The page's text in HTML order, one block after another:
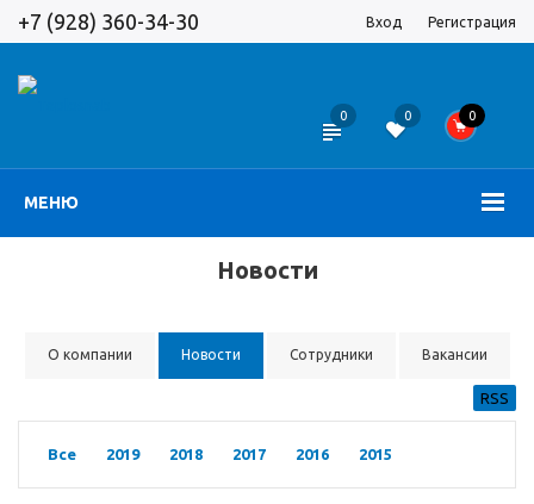
+7 (928) 360-34-30 Вход Регистрация
МЕНЮ
0 0 0
Новости
О компании Новости Сотрудники Вакансии
RSS
Все 2019 2018 2017 2016 2015